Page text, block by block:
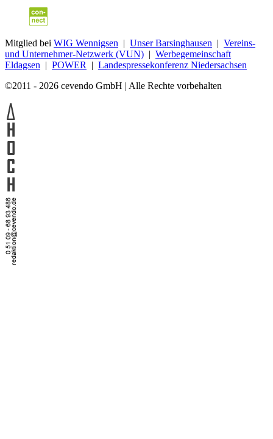
Mitglied bei WIG Wennigsen | Unser Barsinghausen | Vereins-
und Unternehmer-Netzwerk (VUN) | Werbegemeinschaft
Eldagsen | POWER | Landespressekonferenz Niedersachsen
©2011 - 2026 cevendo GmbH | Alle Rechte vorbehalten